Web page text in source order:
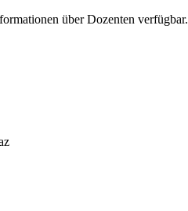
über Dozenten verfügbar.